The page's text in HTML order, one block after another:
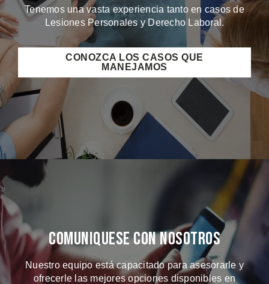
Tenemos una vasta experiencia tanto en casos de
Lesiones Personales y Derecho Laboral.
CONOZCA LOS CASOS QUE
MANEJAMOS
Comuniquese Con Nosotros
Nuestro equipo está capacitado para asesorarle y
ofrecerle las mejores opciones disponibles en